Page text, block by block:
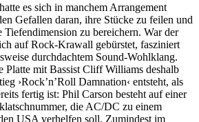
es sich in manchem Arrangement
Gefallen daran, ihre Stücke zu feilen und
Tiefendimension zu bereichern. War der
auf Rock-Krawall gebürstet, fasziniert
durchdachtem Sound-Wohlklang.
Platte mit Bassist Cliff Williams deshalb
›Rock’n’Roll Damnation‹ entsteht, als
fertig ist: Phil Carson besteht auf einer
die AC/DC zu einem
USA verhelfen soll. Zumindest im